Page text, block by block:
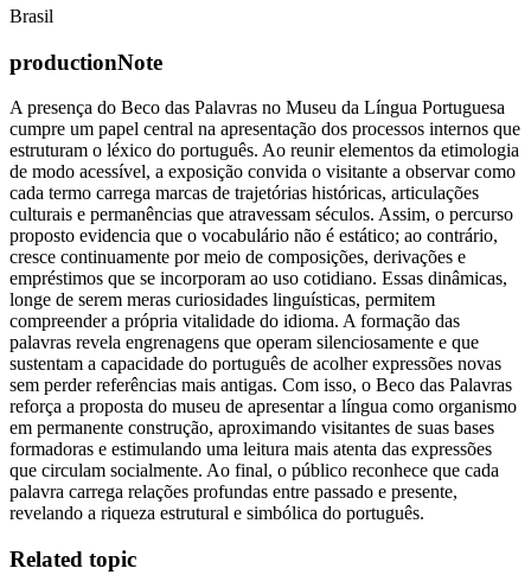
Brasil
productionNote
A presença do Beco das Palavras no Museu da Língua Portuguesa
cumpre um papel central na apresentação dos processos internos que
estruturam o léxico do português. Ao reunir elementos da etimologia
de modo acessível, a exposição convida o visitante a observar como
cada termo carrega marcas de trajetórias históricas, articulações
culturais e permanências que atravessam séculos. Assim, o percurso
proposto evidencia que o vocabulário não é estático; ao contrário,
cresce continuamente por meio de composições, derivações e
empréstimos que se incorporam ao uso cotidiano. Essas dinâmicas,
longe de serem meras curiosidades linguísticas, permitem
compreender a própria vitalidade do idioma. A formação das
palavras revela engrenagens que operam silenciosamente e que
sustentam a capacidade do português de acolher expressões novas
sem perder referências mais antigas. Com isso, o Beco das Palavras
reforça a proposta do museu de apresentar a língua como organismo
em permanente construção, aproximando visitantes de suas bases
formadoras e estimulando uma leitura mais atenta das expressões
que circulam socialmente. Ao final, o público reconhece que cada
palavra carrega relações profundas entre passado e presente,
revelando a riqueza estrutural e simbólica do português.
Related topic